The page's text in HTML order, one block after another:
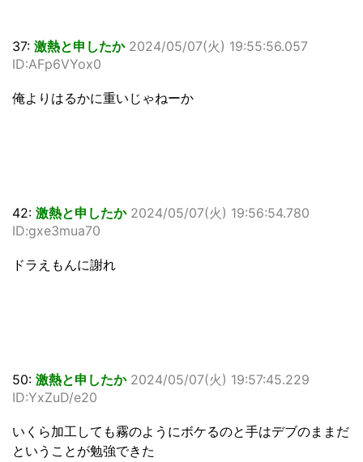
37: 激熱と申したか 2024/05/07(火) 19:55:56.057
ID:AFp6VYox0
俺よりはるかに重いじゃねーか
42: 激熱と申したか 2024/05/07(火) 19:56:54.780
ID:gxe3mua70
ドラえもんに謝れ
50: 激熱と申したか 2024/05/07(火) 19:57:45.229
ID:YxZuD/e20
いくら加工しても霧のようにボケるのと手はデブのままだ
ということが勉強できた